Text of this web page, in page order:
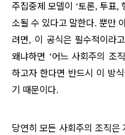
주집중제 모델이
‘토론, 투표,
소될 수 있다고 말한다. 뿐만
려면, 이 공식은 필수적이라
왜냐하면 ‘어느 사회주의 조
하고자 한다면 반드시 이 방
기 때문이다.
당연히 모든 사회주의 조직은